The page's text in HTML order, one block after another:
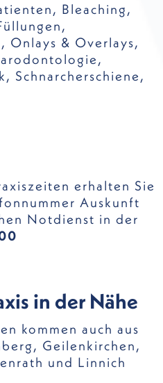
, Bleaching,
,
Onlays & Overlays,
,
, Schnarcherschiene,
erhalten Sie
Auskunft
Notdienst in der
in der Nähe
kommen auch aus
, Geilenkirchen,
und Linnich